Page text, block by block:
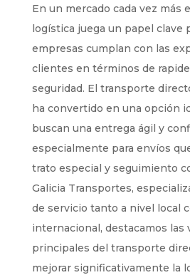
En un mercado cada vez más
logística juega un papel clave
empresas cumplan con las
clientes en términos de
seguridad. El transporte
ha convertido en una opción
buscan una entrega ágil y
especialmente para envíos
trato especial y seguimiento
Galicia Transportes,
de servicio tanto a nivel local
internacional, destacamos las
principales del transporte
mejorar significativamente la